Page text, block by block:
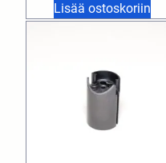
Lisää ostoskoriin